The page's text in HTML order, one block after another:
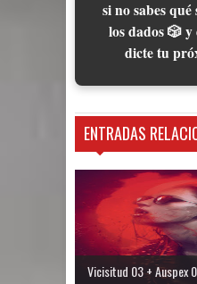
si no sabes
los dados 🎲
dicte tu
ENTRADAS
Vicisitud 03 + Auspex